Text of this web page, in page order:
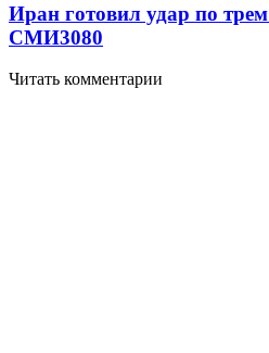
Иран готовил удар по
СМИ3080
Читать комментарии